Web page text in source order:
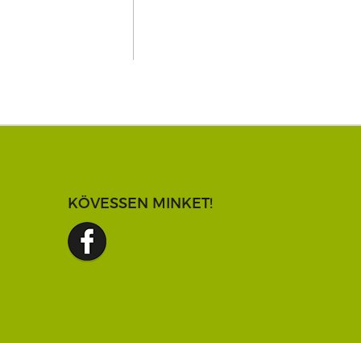
KÖVESSEN MINKET!